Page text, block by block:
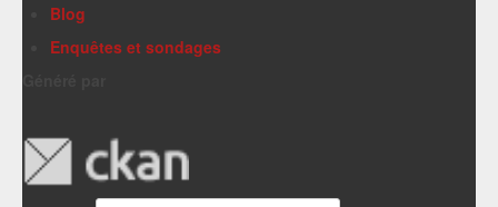
Blog
Enquêtes et sondages